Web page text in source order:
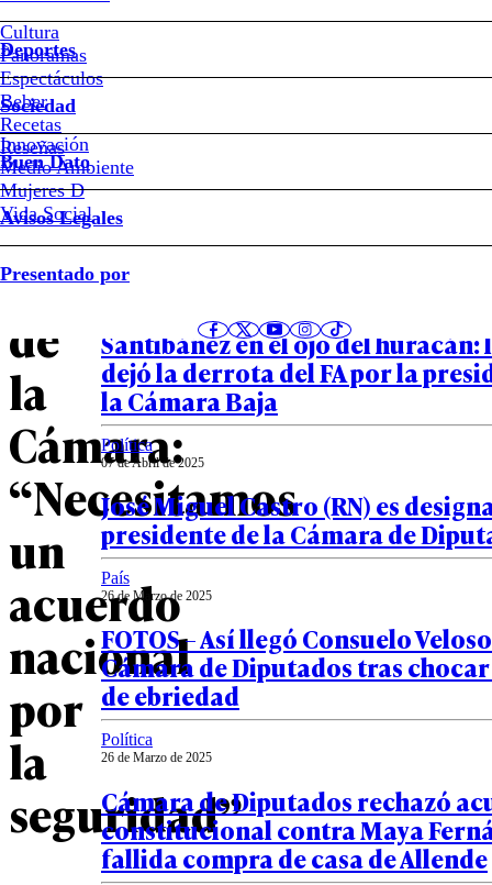
Cultura
Panoramas
Espectáculos
Beber
Recetas
Reseñas
Deportes
Sociedad
Innovación
Medio Ambiente
Mujeres D
Vida Social
Buen Dato
Avisos Legales
Presentado por
Vlado
Mirosevic
tras
ser
elegido
presidente
de
la
Cámara:
“Necesitamos
un
acuerdo
nacional
por
la
seguridad”
Notas relacionadas
08 de Abril de 2025
Recriminaciones mutuas y
Santibáñez en el ojo del huracán:
dejó la derrota del FA por la
la Cámara Baja
Política
07 de Abril de 2025
José Miguel Castro (RN) es
presidente de la Cámara de
País
26 de Marzo de 2025
FOTOS – Así llegó Consuelo
Cámara de Diputados tras
de ebriedad
Política
26 de Marzo de 2025
Cámara de Diputados rechazó
constitucional contra Maya
fallida compra de casa de Allende